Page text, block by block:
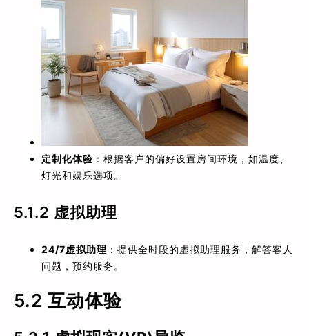
定制化体验 ：根据客户的偏好设置房间环境，如温度、
灯光和娱乐选项。
5.1.2 虚拟助理
24/7虚拟助理 ：提供全时段的虚拟助理服务，解答客人
问题，预约服务。
5.2 互动体验